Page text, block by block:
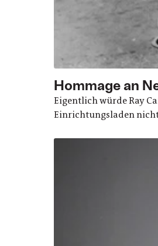
Hommage an
Eigentlich würde Ray
Einrichtungsladen